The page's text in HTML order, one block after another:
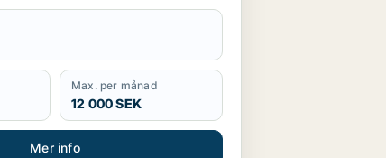
Max. per månad
12 000 SEK
Mer info